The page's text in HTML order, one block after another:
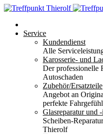
Service
Kundendienst
Alle
Karosserie- und
Der professionelle
Autoschaden
Zubehör/Ersatzteile
Angebot an
perfekte
Glasreparatur und
Scheiben-
Thierolf